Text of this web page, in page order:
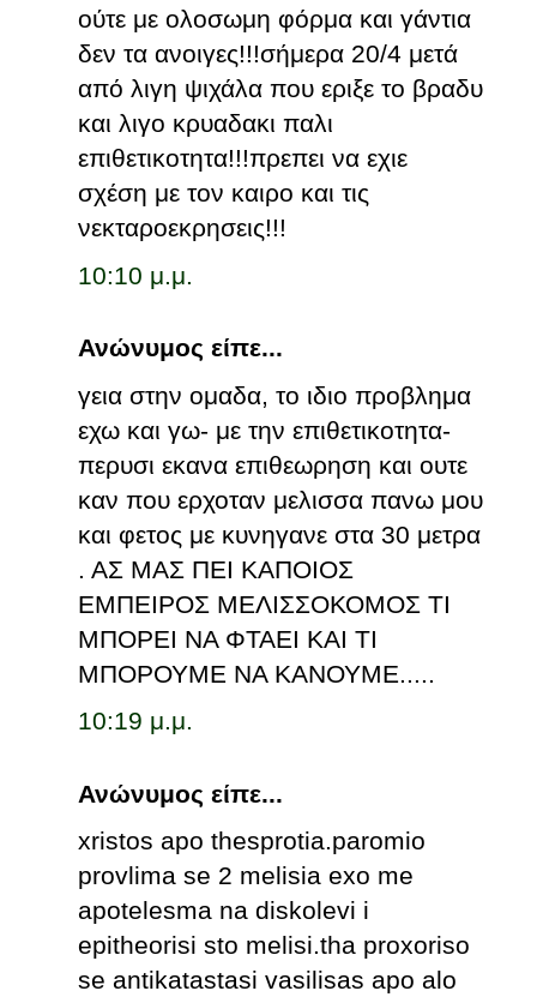
ούτε με ολοσωμη φόρμα και γάντια
δεν τα ανοιγες!!!σήμερα 20/4 μετά
από λιγη ψιχάλα που εριξε το βραδυ
και λιγο κρυαδακι παλι
επιθετικοτητα!!!πρεπει να εχιε
σχέση με τον καιρο και τις
νεκταροεκρησεις!!!
10:10 μ.μ.
Ανώνυμος είπε...
γεια στην ομαδα, το ιδιο προβλημα
εχω και γω- με την επιθετικοτητα-
περυσι εκανα επιθεωρηση και ουτε
καν που ερχοταν μελισσα πανω μου
και φετος με κυνηγανε στα 30 μετρα
. ΑΣ ΜΑΣ ΠΕΙ ΚΑΠΟΙΟΣ
ΕΜΠΕΙΡΟΣ ΜΕΛΙΣΣΟΚΟΜΟΣ ΤΙ
ΜΠΟΡΕΙ ΝΑ ΦΤΑΕΙ ΚΑΙ ΤΙ
ΜΠΟΡΟΥΜΕ ΝΑ ΚΑΝΟΥΜΕ.....
10:19 μ.μ.
Ανώνυμος είπε...
xristos apo thesprotia.paromio
provlima se 2 melisia exo me
apotelesma na diskolevi i
epitheorisi sto melisi.tha proxoriso
se antikatastasi vasilisas apo alo